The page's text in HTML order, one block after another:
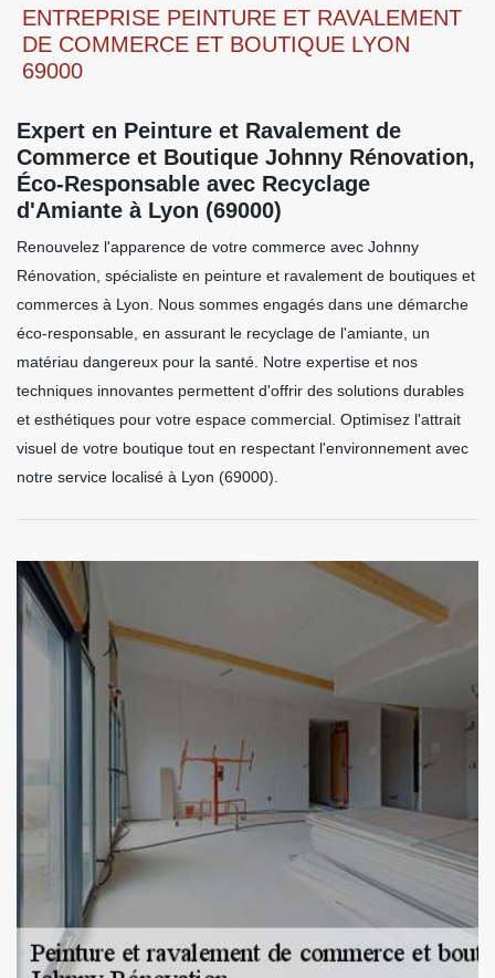
ENTREPRISE PEINTURE ET RAVALEMENT
DE COMMERCE ET BOUTIQUE LYON
69000
Expert en Peinture et Ravalement de
Commerce et Boutique Johnny Rénovation,
Éco-Responsable avec Recyclage
d'Amiante à Lyon (69000)
Renouvelez l'apparence de votre commerce avec Johnny
Rénovation, spécialiste en peinture et ravalement de boutiques et
commerces à Lyon. Nous sommes engagés dans une démarche
éco-responsable, en assurant le recyclage de l'amiante, un
matériau dangereux pour la santé. Notre expertise et nos
techniques innovantes permettent d'offrir des solutions durables
et esthétiques pour votre espace commercial. Optimisez l'attrait
visuel de votre boutique tout en respectant l'environnement avec
notre service localisé à Lyon (69000).